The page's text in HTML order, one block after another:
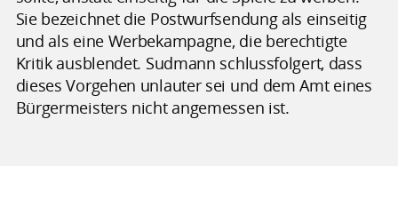
Sie bezeichnet die Postwurfsendung als einseitig
und als eine Werbekampagne, die berechtigte
Kritik ausblendet. Sudmann schlussfolgert, dass
dieses Vorgehen unlauter sei und dem Amt eines
Bürgermeisters nicht angemessen ist.